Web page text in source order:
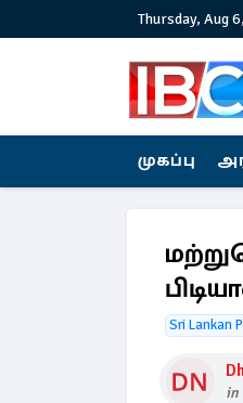
Thursday, Aug
முகப்பு
Sri Lankan
in